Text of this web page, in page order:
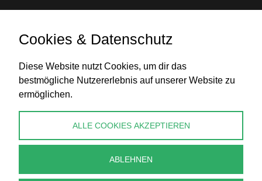
Banküberweisung
KONTAKT
info@perlenpresse.de
Cookies & Datenschutz
Diese Website nutzt Cookies, um dir das
bestmögliche Nutzererlebnis auf unserer Website zu
ermöglichen.
ALLE COOKIES AKZEPTIEREN
ABLEHNEN